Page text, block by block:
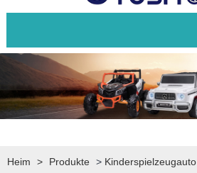
Heim > Produkte > Kinderspielzeugauto